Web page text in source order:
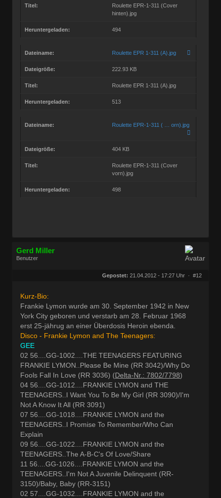
Titel:
Roulette EPR-1-311 (Cover
hinten).jpg
Heruntergeladen: 494
Dateiname: Roulette EPR 1-311 (A).jpg
Dateigröße: 222.93 KB
Titel: Roulette EPR 1-311 (A).jpg
Heruntergeladen: 513
Dateiname: Roulette EPR-1-311 ( … orn).jpg
Dateigröße: 404 KB
Titel:
Roulette EPR-1-311 (Cover
vorn).jpg
Heruntergeladen: 498
Gerd Miller
Benutzer
Gepostet: 21.04.2012 - 17:27 Uhr · #12
Kurz-Bio:
Frankie Lymon wurde am 30. September 1942 in New
York City geboren und verstarb am 28. Februar 1968
erst 25-jährug an einer Überdosis Heroin ebenda.
Disco - Frankie Lymon and The Teenagers:
GEE
02 56....GG-1002....THE TEENAGERS FEATURING
FRANKIE LYMON..Please Be Mine (RR 3042)/Why Do
Fools Fall In Love (RR 3036) (Delta-Nr.: 7802/7798)
04 56....GG-1012....FRANKIE LYMON and THE
TEENAGERS..I Want You To Be My Girl (RR 3090)/I'm
Not A Know It All (RR 3091)
07 56....GG-1018....FRANKIE LYMON and the
TEENAGERS..I Promise To Remember/Who Can
Explain
09 56....GG-1022....FRANKIE LYMON and the
TEENAGERS..The A-B-C's Of Love/Share
11 56....GG-1026....FRANKIE LYMON and the
TEENAGERS..I'm Not A Juvenile Delinquent (RR-
3150)/Baby, Baby (RR-3151)
02 57....GG-1032....FRANKIE LYMON and the